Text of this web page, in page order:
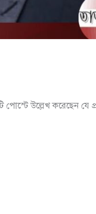
পোস্টে উল্লেখ করেছেন যে